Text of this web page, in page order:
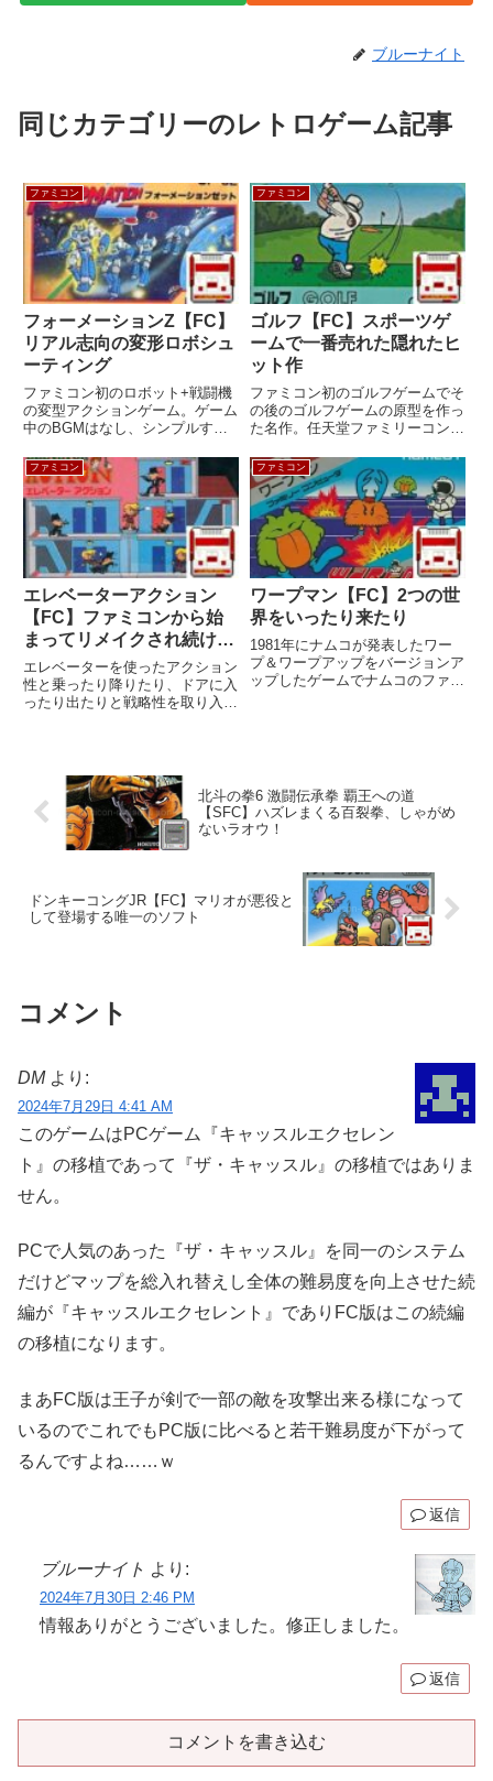
ブルーナイト
同じカテゴリーのレトロゲーム記事
ファミコン
フォーメーションZ【FC】
リアル志向の変形ロボシュ
ーティング
ファミコン初のロボット+戦闘機
の変型アクションゲーム。ゲーム
中のBGMはなし、シンプルすぎ
何のその、２種類の武器を使いな
がらロボットの歩行と飛行を自由
に操れるのが大きな魅力。機種フ
ァミリーコンピュータメーカー
ジ...
ファミコン
ゴルフ【FC】スポーツゲ
ームで一番売れた隠れたヒ
ット作
ファミコン初のゴルフゲームでそ
の後のゴルフゲームの原型を作っ
た名作。任天堂ファミリーコンピ
機種ファミリーコンピュータメー
カー任天堂ジャンルスポーツ発売
日1984年5月1日価格ROM 3,800
円⇒4,500円デ...
ファミコン
エレベーターアクション
【FC】ファミコンから始
まってリメイクされ続ける
名作
エレベーターを使ったアクション
性と乗ったり降りたり、ドアに入
ったり出たりと戦略性を取り入れ
ピュータメーカータイトー ジャ
ンルアクション発売日1985年...
ファミコン
ワープマン【FC】2つの世
界をいったり来たり
1981年にナムコが発表したワー
プ＆ワープアップをバージョンア
ップしたゲームでナムコのファミ
北斗の拳6 激闘伝承拳 覇王への道
【SFC】ハズレまくる百裂拳、しゃがめ
ないラオウ！
ドンキーコングJR【FC】マリオが悪役と
して登場する唯一のソフト
コメント
DM より:
2024年7月29日 4:41 AM
このゲームはPCゲーム『キャッスルエクセレン
ト』の移植であって『ザ・キャッスル』の移植ではありま
せん。
PCで人気のあった『ザ・キャッスル』を同一のシステム
だけどマップを総入れ替えし全体の難易度を向上させた続
編が『キャッスルエクセレント』でありFC版はこの続編
の移植になります。
まあFC版は王子が剣で一部の敵を攻撃出来る様になって
いるのでこれでもPC版に比べると若干難易度が下がって
るんですよね……ｗ
返信
ブルーナイト より:
2024年7月30日 2:46 PM
情報ありがとうございました。修正しました。
返信
コメントを書き込む